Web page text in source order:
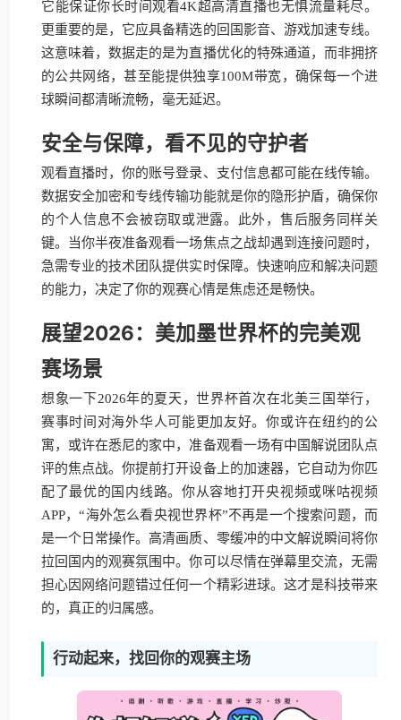
它能保证你长时间观看4K超高清直播也无惧流量耗尽。
更重要的是，它应具备精选的回国影音、游戏加速专线。
这意味着，数据走的是为直播优化的特殊通道，而非拥挤
的公共网络，甚至能提供独享100M带宽，确保每一个进
球瞬间都清晰流畅，毫无延迟。
安全与保障，看不见的守护者
观看直播时，你的账号登录、支付信息都可能在线传输。
数据安全加密和专线传输功能就是你的隐形护盾，确保你
的个人信息不会被窃取或泄露。此外，售后服务同样关
键。当你半夜准备观看一场焦点之战却遇到连接问题时，
急需专业的技术团队提供实时保障。快速响应和解决问题
的能力，决定了你的观赛心情是焦虑还是畅快。
展望2026：美加墨世界杯的完美观
赛场景
想象一下2026年的夏天，世界杯首次在北美三国举行，
赛事时间对海外华人可能更加友好。你或许在纽约的公
寓，或许在悉尼的家中，准备观看一场有中国解说团队点
评的焦点战。你提前打开设备上的加速器，它自动为你匹
配了最优的国内线路。你从容地打开央视频或咪咕视频
APP，“海外怎么看央视世界杯”不再是一个搜索问题，而
是一个日常操作。高清画质、零缓冲的中文解说瞬间将你
拉回国内的观赛氛围中。你可以尽情在弹幕里交流，无需
担心因网络问题错过任何一个精彩进球。这才是科技带来
的，真正的归属感。
行动起来，找回你的观赛主场